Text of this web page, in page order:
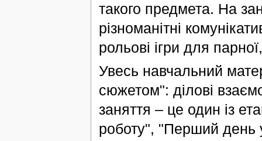
такого предмета. На
різноманітні
рольові ігри для
Увесь навчальний
сюжетом": ділові
заняття – це один із
роботу", "Перший день